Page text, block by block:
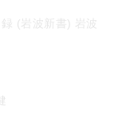
(岩波新書) 岩波